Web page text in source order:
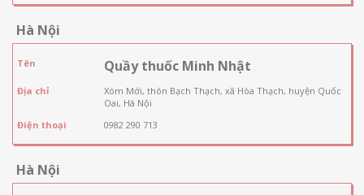
Hà Nội
Tên Quầy thuốc Minh Nhật
Địa chỉ
Xóm Mới, thôn Bạch Thạch, xã Hòa Thạch, huyện Quốc
Oai, Hà Nội
Điện thoại
0982 290 713
Hà Nội